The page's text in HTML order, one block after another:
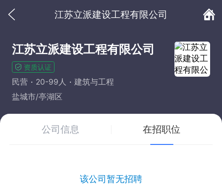
江苏立派建设工程有限公司
江苏立派建设工程有限公司
资质认证
民营 20-99人
建筑与工程
盐城市/亭湖区
公司信息 在招职位
该公司暂无招聘